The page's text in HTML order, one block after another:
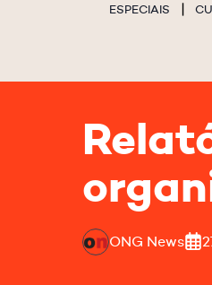
ESPECIAIS
ONG News